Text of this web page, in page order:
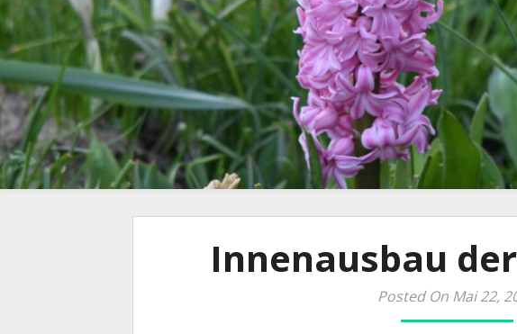
Innenausbau
Posted On Mai 22,